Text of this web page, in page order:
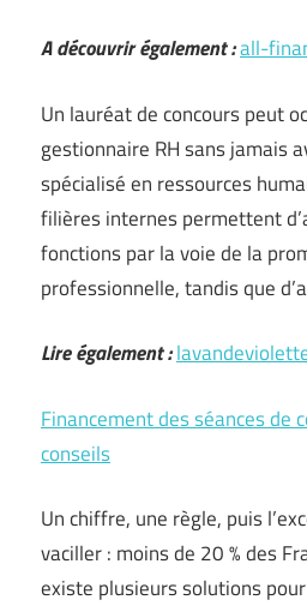
A découvrir également :all-
Un lauréat de concours peut
gestionnaire RH sans jamais
spécialisé en ressources
filières internes permettent
fonctions par la voie de la
professionnelle, tandis que
Lire également :
Financement des séances de
conseils
Un chiffre, une règle, puis
vaciller : moins de 20 % des
existe plusieurs solutions